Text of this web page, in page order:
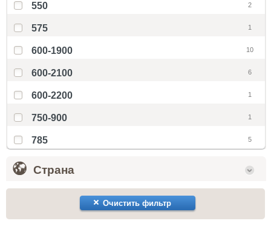
550 2
575 1
600-1900 10
600-2100 6
600-2200 1
750-900 1
785 5
Страна
Очистить фильтр